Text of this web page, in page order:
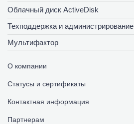
Облачный диск ActiveDisk
Техподдержка и администрирование
Мультифактор
О компании
Статусы и сертификаты
Контактная информация
Партнерам